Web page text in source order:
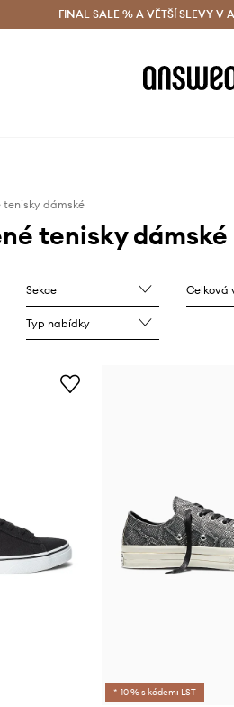
zdarma (od 1800 Kč) Doručení
FINAL SALE % A VĚTŠÍ SLEVY V
tenisky dámské
tenisky dámské
Sekce Celková
Typ nabídky
*-10 % s kódem: LST